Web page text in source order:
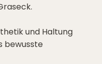
und Haltung
bewusste